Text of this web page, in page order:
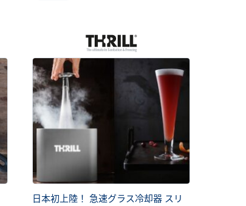
日本初上陸！ 急速グラス冷却器 スリ